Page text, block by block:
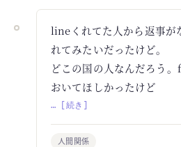
lineくれてた人から返事が
れてみたいだったけど。
どこの国の人なんだろう
おいてほしかったけど
… [続き]
人間関係